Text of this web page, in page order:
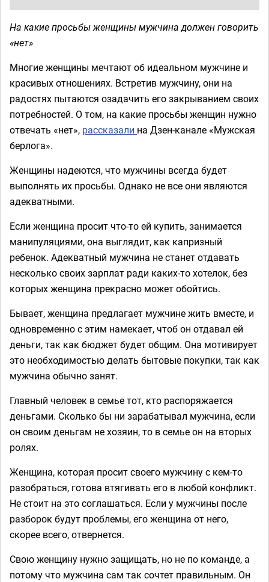
На какие просьбы женщины мужчина должен говорить
«нет»
Многие женщины мечтают об идеальном мужчине и
красивых отношениях. Встретив мужчину, они на
радостях пытаются озадачить его закрыванием своих
потребностей. О том, на какие просьбы женщин нужно
отвечать «нет», рассказали на Дзен-канале «Мужская
берлога».
Женщины надеются, что мужчины всегда будет
выполнять их просьбы. Однако не все они являются
адекватными.
Если женщина просит что-то ей купить, занимается
манипуляциями, она выглядит, как капризный
ребенок. Адекватный мужчина не станет отдавать
несколько своих зарплат ради каких-то хотелок, без
которых женщина прекрасно может обойтись.
Бывает, женщина предлагает мужчине жить вместе, и
одновременно с этим намекает, чтоб он отдавал ей
деньги, так как бюджет будет общим. Она мотивирует
это необходимостью делать бытовые покупки, так как
мужчина обычно занят.
Главный человек в семье тот, кто распоряжается
деньгами. Сколько бы ни зарабатывал мужчина, если
он своим деньгам не хозяин, то в семье он на вторых
ролях.
Женщина, которая просит своего мужчину с кем-то
разобраться, готова втягивать его в любой конфликт.
Не стоит на это соглашаться. Если у мужчины после
разборок будут проблемы, его женщина от него,
скорее всего, отвернется.
Свою женщину нужно защищать, но не по команде, а
потому что мужчина сам так сочтет правильным. Он